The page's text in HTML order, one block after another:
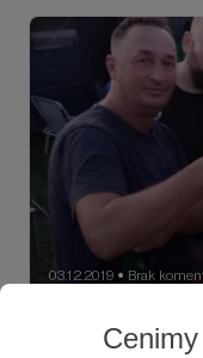
03.12.2019 ● Brak
VII Puchar